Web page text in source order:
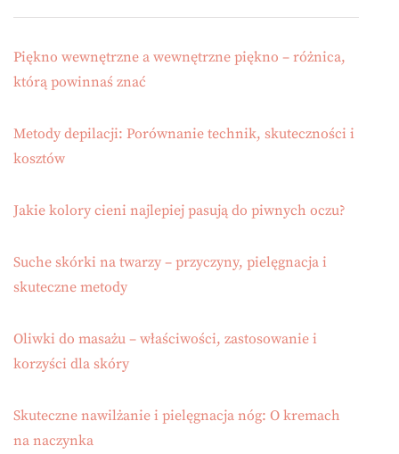
Piękno wewnętrzne a wewnętrzne piękno – różnica,
którą powinnaś znać
Metody depilacji: Porównanie technik, skuteczności i
kosztów
Jakie kolory cieni najlepiej pasują do piwnych oczu?
Suche skórki na twarzy – przyczyny, pielęgnacja i
skuteczne metody
Oliwki do masażu – właściwości, zastosowanie i
korzyści dla skóry
Skuteczne nawilżanie i pielęgnacja nóg: O kremach
na naczynka